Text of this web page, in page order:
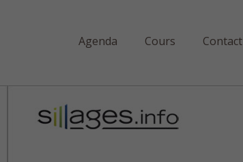
Agenda Cours Contact